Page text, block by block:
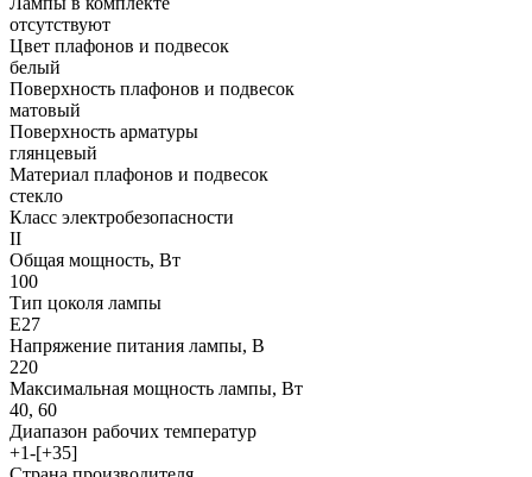
отсутствуют
Цвет плафонов и подвесок
белый
Поверхность плафонов и подвесок
матовый
Поверхность арматуры
глянцевый
Материал плафонов и подвесок
стекло
Класс электробезопасности
II
Общая мощность, Вт
100
Тип цоколя лампы
E27
Напряжение питания лампы, В
220
Максимальная мощность лампы, Вт
40, 60
Диапазон рабочих температур
+1-[+35]